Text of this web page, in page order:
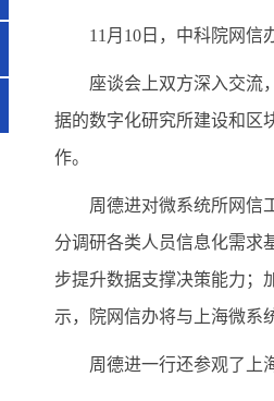
11 月 10日，中科院网信
座谈会上双方深入交流
据的数字化研究所建设和区
作。
周德进对微系统所网信
分调研各类人员信息化需求
步提升数据支撑决策能力；
示，院网信办将与上海微系
周德进一行还参观了上